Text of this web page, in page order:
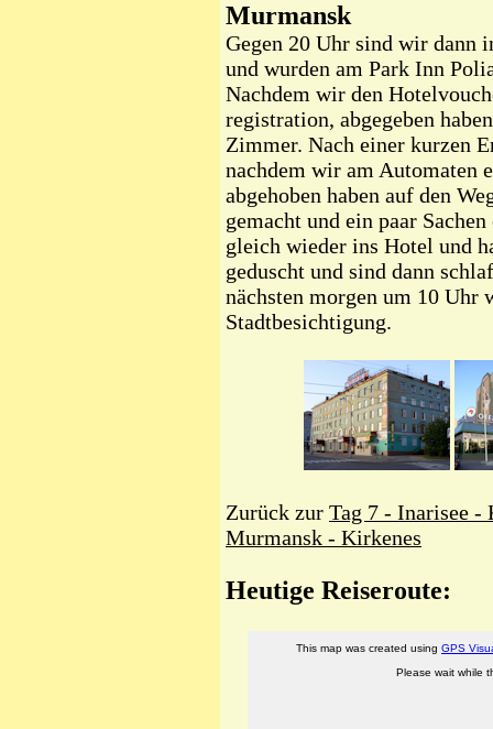
Murmansk
Gegen 20 Uhr sind wir dann
und wurden am Park Inn
Nachdem wir den
registration, abgegeben
Zimmer. Nach einer kurzen
nachdem wir am Automaten
abgehoben haben auf den
gemacht und ein paar
gleich wieder ins Hotel und
geduscht und sind dann
nächsten morgen um 10 Uhr
Stadtbesichtigung.
Zurück zur Tag 7 - Inarisee -
Murmansk - Kirkenes
Heutige Reiseroute: